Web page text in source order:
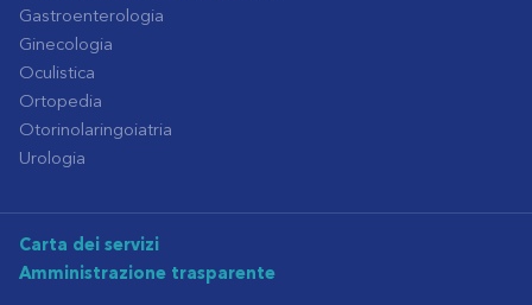
Gastroenterologia
Ginecologia
Oculistica
Ortopedia
Otorinolaringoiatria
Urologia
Carta dei servizi
Amministrazione trasparente